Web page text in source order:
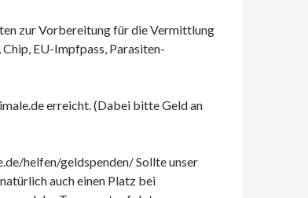
zur Vorbereitung für die Vermittlung
EU-Impfpass, Parasiten-
erreicht. (Dabei bitte Geld an
helfen/geldspenden/ Sollte unser
auch einen Platz bei